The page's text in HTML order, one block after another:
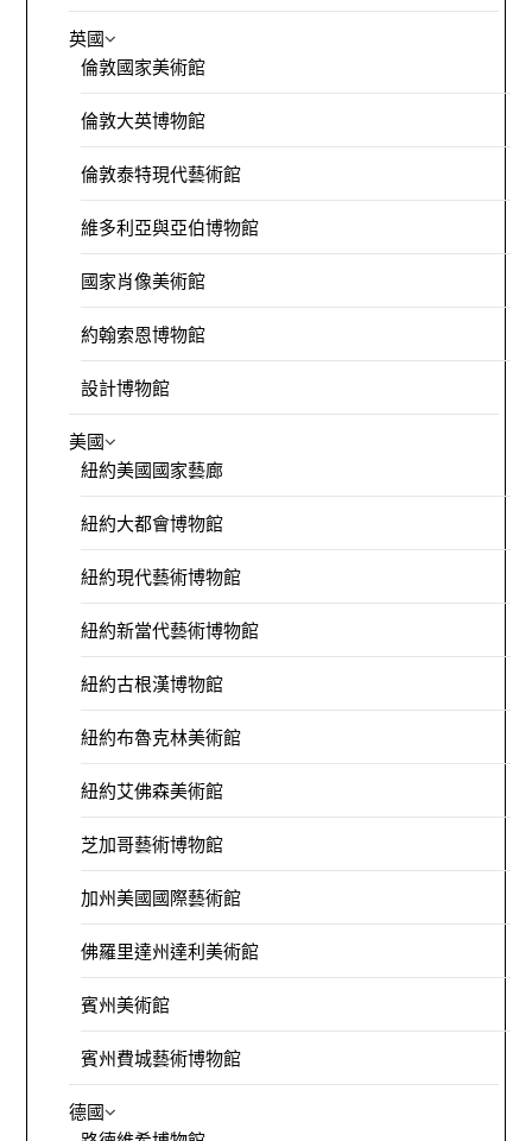
英國
倫敦國家美術館
倫敦大英博物館
倫敦泰特現代藝術館
維多利亞與亞伯博物館
國家肖像美術館
約翰索恩博物館
設計博物館
美國
紐約美國國家藝廊
紐約大都會博物館
紐約現代藝術博物館
紐約新當代藝術博物館
紐約古根漢博物館
紐約布魯克林美術館
紐約艾佛森美術館
芝加哥藝術博物館
加州美國國際藝術館
佛羅里達州達利美術館
賓州美術館
賓州費城藝術博物館
德國